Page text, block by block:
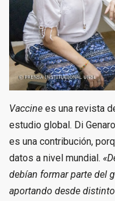
Vaccine es una revista
estudio global. Di
es una contribución,
datos a nivel mundial.
debían formar parte del
aportando desde